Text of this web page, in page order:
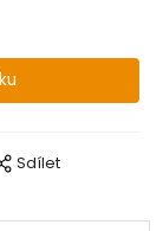
Sdílet